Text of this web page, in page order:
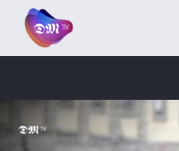
Painel de Gerenciamento de